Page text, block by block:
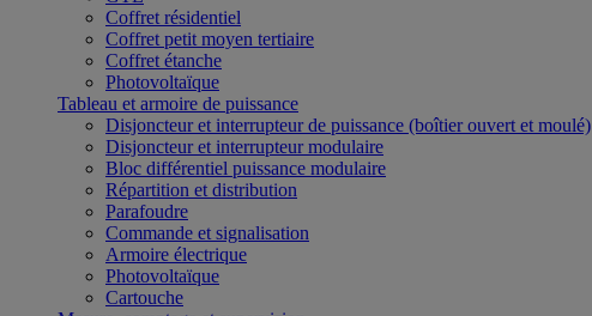
Coffret résidentiel
Coffret petit moyen tertiaire
Coffret étanche
Photovoltaïque
Tableau et armoire de puissance
Disjoncteur et interrupteur de puissance (boîtier ouvert et moulé)
Disjoncteur et interrupteur modulaire
Bloc différentiel puissance modulaire
Répartition et distribution
Parafoudre
Commande et signalisation
Armoire électrique
Photovoltaïque
Cartouche